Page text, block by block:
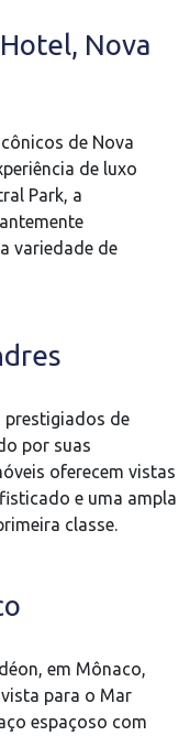
Nova
de Nova
de luxo
Park, a
variedade de
prestigiados de
por suas
oferecem vistas
e uma ampla
classe.
em Mônaco,
para o Mar
espaçoso com